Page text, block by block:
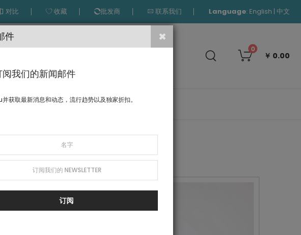
对比 收藏 批发商 联系我们 Language: English | 中文
索
0
￥ 0.00
件
我们的新闻邮件
并获取最新消息和动态，流行趋势以及独家折扣。
订阅